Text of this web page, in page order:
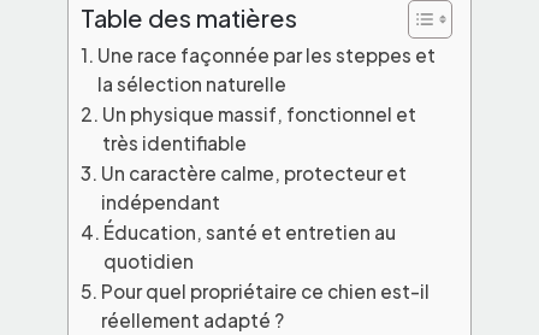
Table des matières
Une race façonnée par les steppes et
la sélection naturelle
Un physique massif, fonctionnel et
très identifiable
Un caractère calme, protecteur et
indépendant
Éducation, santé et entretien au
quotidien
Pour quel propriétaire ce chien est-il
réellement adapté ?